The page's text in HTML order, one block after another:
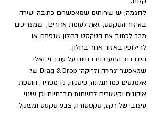
לדוגמה, יש שירותים שמאפשרים כתיבה ישירה
באיזור הטקסט, זאת לעומת אחרים,  שמצריכים
ממך לכתוב את הטקסט בחלון שנפתח או
לחילופין באזור אחר בחלון.
היום רוב המערכות בנויות על עורך ויזואלי
שמאפשר ״גרירה וזריקה״ Drag & Drop של
אלמנטים כמו תמונה, פיסקה, קו מפריד. הוספת
איקונים וקישורים לרשתות חברתיות וכן שינוי
עיצובי של רקע, טקסטורה, צבע טקסט ומשקל.